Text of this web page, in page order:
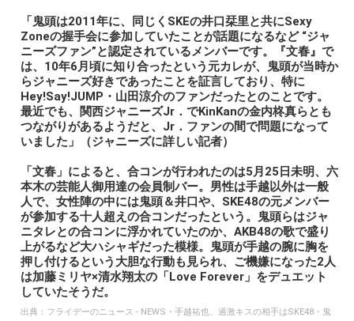
「鬼頭は2011年に、同じくSKEの井口栞里と共にSexy
Zoneの握手会に参加していたことが話題になるなど “ジャ
ニーズファン”と認定されているメンバーです。『文春』で
は、10年6月頃に知り合ったという元カレが、鬼頭が当時か
らジャニーズ好きであったことを証言しており、特に
Hey!Say!JUMP・山田涼介のファンだったとのことです。
最近でも、関西ジャニーズJr．でKinKanの金内柊真らとも
つながりがあるようだと、Jr．ファンの間で問題になって
いました」（ジャニーズに詳しい記者）
「文春」によると、合コンが行われたのは5月25日未明、六
本木の芸能人御用達の会員制バー。男性は手越以外は一般
人で、女性陣の中には鬼頭＆井口や、SKE48の元メンバー
が参加する十人超えの合コンだったという。鬼頭らはジャ
ニタレとの合コンに浮かれていたのか、AKB48の歌で盛り
上がるなど大ハシャギだった模様。鬼頭が手越の腕に胸を
押し付けるという大胆な行動も見られ、ご機嫌になった2人
は加藤ミリヤ×清水翔太の「Love Forever」をデュエット
していたそうだ。
出典： フライデーのニュース - NEWS・手越祐也、過激キスの相手はSKE48・鬼